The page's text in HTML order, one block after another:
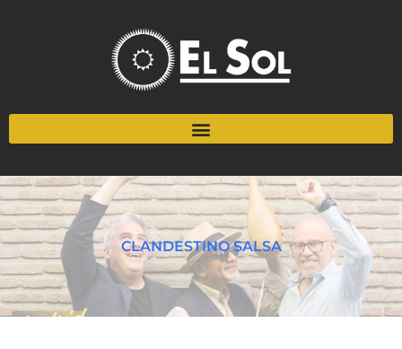
CLANDESTINO SALSA